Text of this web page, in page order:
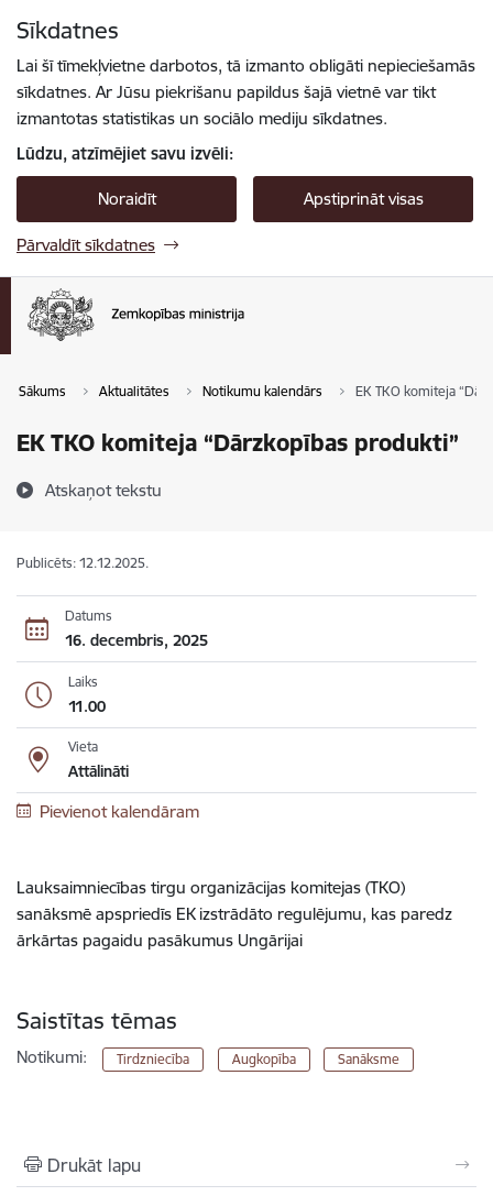
Sīkdatnes
Lai šī tīmekļvietne darbotos, tā izmanto obligāti nepieciešamās
sīkdatnes. Ar Jūsu piekrišanu papildus šajā vietnē var tikt
izmantotas statistikas un sociālo mediju sīkdatnes.
Lūdzu, atzīmējiet savu izvēli:
Noraidīt Apstiprināt visas
Pārvaldīt sīkdatnes
Sākums Aktualitātes Notikumu kalendārs EK TKO komiteja
EK TKO komiteja “Dārzkopības produkti”
Atskaņot tekstu
Publicēts: 12.12.2025.
Datums
16. decembris, 2025
Laiks
11.00
Vieta
Attālināti
Pievienot kalendāram
Lauksaimniecības tirgu organizācijas komitejas (TKO)
sanāksmē apspriedīs EK izstrādāto regulējumu, kas paredz
ārkārtas pagaidu pasākumus Ungārijai
Saistītas tēmas
Notikumi: Tirdzniecība Augkopība Sanāksme
Drukāt lapu